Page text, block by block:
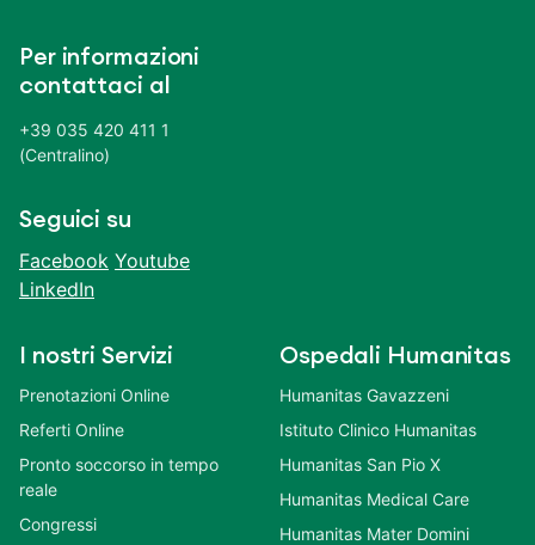
Per informazioni
contattaci al
+39 035 420 411 1
(Centralino)
Seguici su
Facebook Youtube
LinkedIn
I nostri Servizi
Prenotazioni Online
Referti Online
Pronto soccorso in tempo
reale
Congressi
Ospedali Humanitas
Humanitas Gavazzeni
Istituto Clinico Humanitas
Humanitas San Pio X
Humanitas Medical Care
Humanitas Mater Domini